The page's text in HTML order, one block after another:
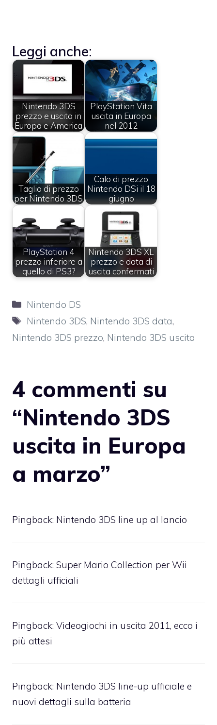
Leggi anche:
Nintendo 3DS
prezzo e uscita in
Europa e America
PlayStation Vita
uscita in Europa
nel 2012
Taglio di prezzo
per Nintendo 3DS
Calo di prezzo
Nintendo DSi il 18
giugno
PlayStation 4
prezzo inferiore a
quello di PS3?
Nintendo 3DS XL
prezzo e data di
uscita confermati
Categorie
Nintendo DS
Tag
Nintendo 3DS, Nintendo 3DS data,
Nintendo 3DS prezzo, Nintendo 3DS uscita
4 commenti su
“Nintendo 3DS
uscita in Europa
a marzo”
Pingback: Nintendo 3DS line up al lancio
Pingback: Super Mario Collection per Wii
dettagli ufficiali
Pingback: Videogiochi in uscita 2011, ecco i
più attesi
Pingback: Nintendo 3DS line-up ufficiale e
nuovi dettagli sulla batteria